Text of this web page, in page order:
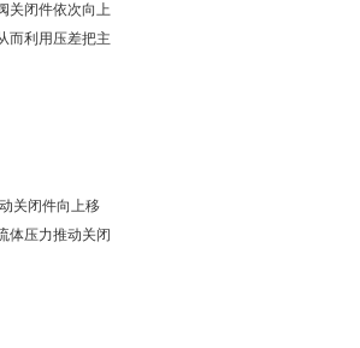
关闭件依次向上
而利用压差把主
关闭件向上移
体压力推动关闭